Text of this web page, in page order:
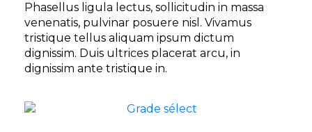
Phasellus ligula lectus, sollicitudin in massa
venenatis, pulvinar posuere nisl. Vivamus
tristique tellus aliquam ipsum dictum
dignissim. Duis ultrices placerat arcu, in
dignissim ante tristique in.